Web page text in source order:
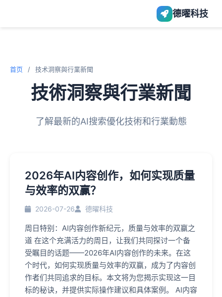
德曜科技
首页 / 技术洞察與行業新聞
技術洞察與行業新聞
了解最新的AI搜索優化技術和行業動態
2026年AI内容创作，如何实现质量
与效率的双赢？
2026-07-26 德曜科技
周日特别：AI内容创作新纪元，质量与效率的双赢之
道 在这个充满活力的周日，让我们共同探讨一个备
受瞩目的话题——2026年AI内容创作的未来。在这
个时代，如何实现质量与效率的双赢，成为了内容创
作者们共同追求的目标。本文将为您揭示实现这一目
标的秘诀，并提供实际操作建议和具体案例。 AI内容